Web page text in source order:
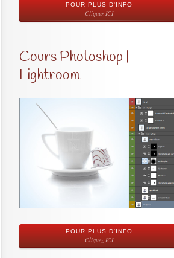
POUR PLUS D'INFO
Cliquez ICI
Cours Photoshop |
Lightroom
POUR PLUS D'INFO
Cliquez ICI